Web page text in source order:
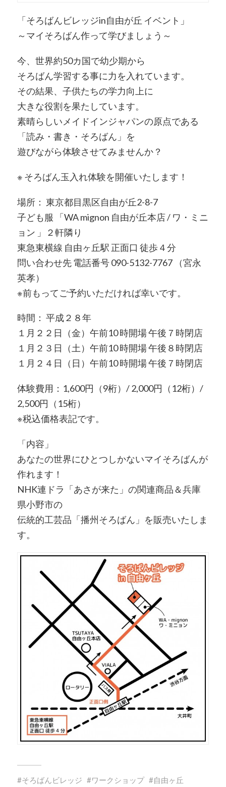
「そろばんビレッジin自由が丘 イベント」
～マイそろばん作って学びましょう～
今、世界約50カ国で幼少期から
そろばん学習する事に力を入れています。
その結果、子供たちの学力向上に
大きな役割を果たしています。
素晴らしいメイドインジャパンの原点である
「読み・書き・そろばん」を
遊びながら体験させてみませんか？
※ そろばん玉入れ体験を開催いたします！
場所： 東京都目黒区自由が丘2-8-7
子ども服 「WA mignon 自由が丘本店 / ワ・ミニ
ョン 」２軒隣り
東急東横線 自由ヶ丘駅 正面口 徒歩４分
問い合わせ先 電話番号 090-5132-7767 （宮永
英孝）
※前もってご予約いただければ幸いです。
時間： 平成２８年
１月２２日（金）午前10 時開場 午後７時閉店
１月２３日（土）午前10 時開場 午後８時閉店
１月２４日（日）午前10 時開場 午後７時閉店
体験費用：1,600円（9桁）/ 2,000円（12桁）/
2,500円（15桁）
※税込価格表記です。
「内容」
あなたの世界にひとつしかないマイそろばんが
作れます！
NHK連ドラ「あさが来た」の関連商品＆兵庫
県小野市の
伝統的工芸品「播州そろばん」を販売いたしま
す。
そろばんビレッジ ワークショップ 自由ヶ丘